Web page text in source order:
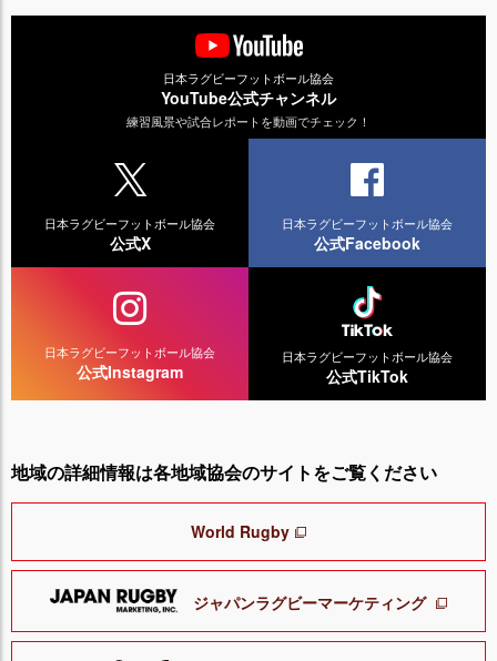
日本ラグビーフットボール協会
YouTube公式チャンネル
練習風景や試合レポートを動画でチェック！
日本ラグビーフットボール協会
公式X
日本ラグビーフットボール協会
公式Facebook
日本ラグビーフットボール協会
公式Instagram
日本ラグビーフットボール協会
公式TikTok
地域の詳細情報は各地域協会のサイトをご覧ください
World Rugby
ジャパンラグビーマーケティング